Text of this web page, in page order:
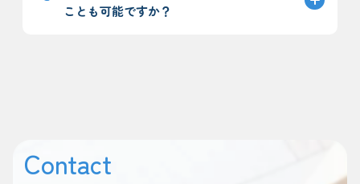
ことも可能ですか？
Contact